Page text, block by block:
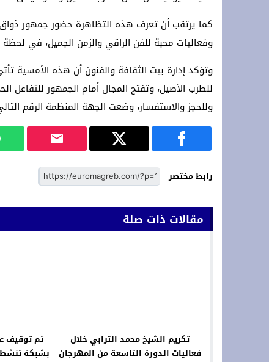
كما يرتقب أن تعرف هذه التظاهرة حضور جمهور
وفعاليات محبة للفن الراقي والزمن الجميل، في لحظة
وتؤكد إدارة بيت الثقافة والفنون أن هذه الأمسية
للطرب الأصيل، وتفتح المجال أمام الجمهور للتفاعل
وللحجز والاستفسار، وضعت الجهة المنظمة الرقم التالي رهن
رابط مختصر
مقالات ذات صلة
تكريم الشيخ محمد الترابي خلال
فعاليات الدورة التاسعة من المهرجان
تم توقيف
بشبكة